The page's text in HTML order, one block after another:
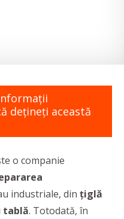
dețineți această
o companie
industriale, din țiglă
tablă. Totodată, în